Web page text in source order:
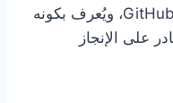
مع أكثر من 68,000 نجمة على GitHub، ويُعرف بكونه
على الإنجاز